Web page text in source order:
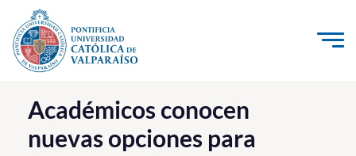
Click acá para ir directamente al contenido
La Universidad
Investigación, Creación e Innovación
Académicos conocen
nuevas opciones para